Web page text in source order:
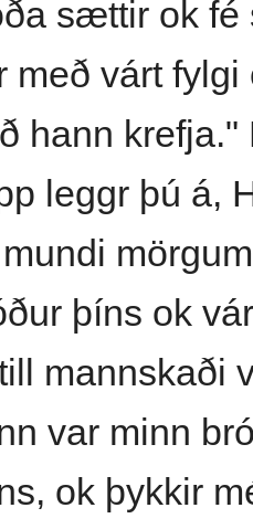
sættir ok fé
með várt
hann krefja."
leggr þú á,
þíns ok
mannskaði
var minn
ok þykkir